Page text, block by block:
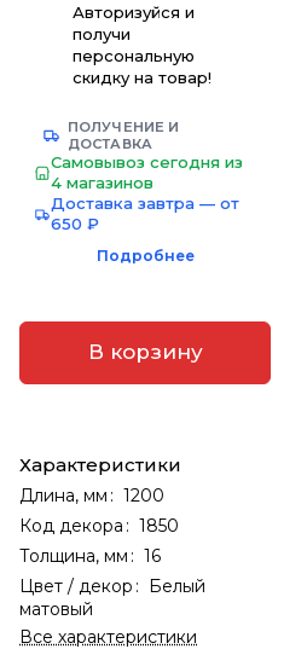
Авторизуйся и
получи
персональную
скидку на товар!
ПОЛУЧЕНИЕ И
ДОСТАВКА
Самовывоз сегодня из
4 магазинов
Доставка завтра — от
650 ₽
Подробнее
В корзину
Характеристики
Длина, мм : 1200
Код декора : 1850
Толщина, мм : 16
Цвет / декор : Белый
матовый
Все характеристики